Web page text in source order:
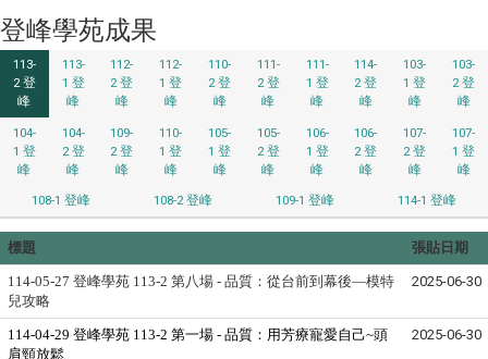
登峰學苑成果
113-
2 登
峰
113-
1 登
峰
112-
2 登
峰
112-
1 登
峰
110-
2 登
峰
111-
2 登
峰
111-
1 登
峰
114-
2 登
峰
103-
1 登
峰
103-
2 登
峰
104-
1 登
峰
104-
2 登
峰
109-
2 登
峰
110-
1 登
峰
105-
1 登
峰
105-
2 登
峰
106-
1 登
峰
106-
2 登
峰
107-
2 登
峰
107-
1 登
峰
108-1 登峰 108-2 登峰 109-1 登峰 114-1 登峰
標題 張貼日期
114-05-27 登峰學苑 113-2 第八場 - 品質：從台前到幕後—模特
兒攻略
2025-06-30
114-04-29 登峰學苑 113-2 第一場 - 品質：用芳療寵愛自己~頭
肩頸放鬆
2025-06-30